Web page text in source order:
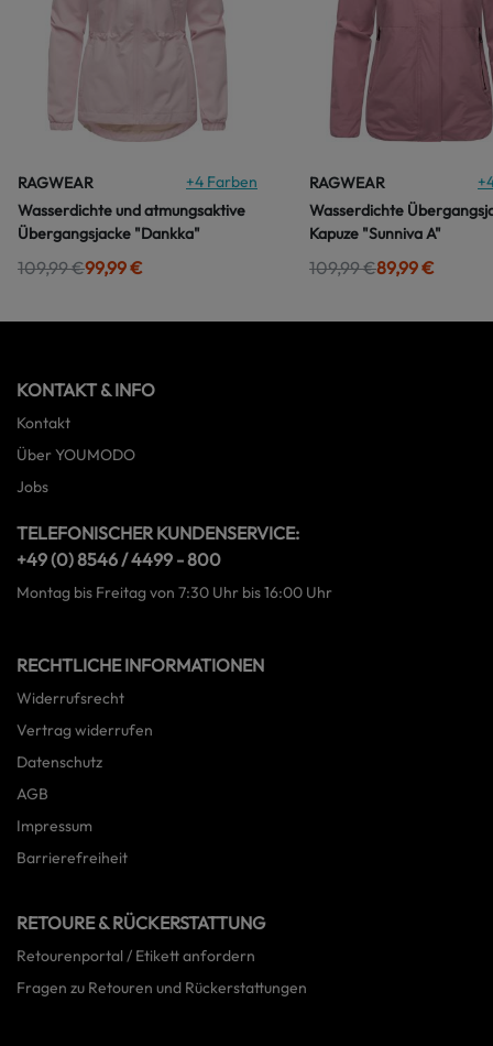
RAGWEAR +4 Farben
Wasserdichte und atmungsaktive
Übergangsjacke "Dankka"
109,99 €99,99 €
RAGWEAR +
Wasserdichte
Kapuze "Sunniva A"
109,99 €89,99 €
KONTAKT & INFO
Kontakt
Über YOUMODO
Jobs
TELEFONISCHER KUNDENSERVICE:
+49 (0) 8546 / 4499 - 800
Montag bis Freitag von 7:30 Uhr bis 16:00 Uhr
RECHTLICHE INFORMATIONEN
Widerrufsrecht
Vertrag widerrufen
Datenschutz
AGB
Impressum
Barrierefreiheit
RETOURE & RÜCKERSTATTUNG
Retourenportal / Etikett anfordern
Fragen zu Retouren und Rückerstattungen